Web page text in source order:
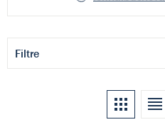
Filtre